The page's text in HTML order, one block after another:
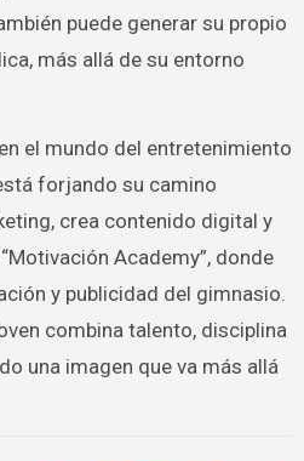
puede generar su propio
más allá de su entorno
el mundo del entretenimiento
forjando su camino
crea contenido digital y
Academy”, donde
y publicidad del gimnasio.
combina talento, disciplina
una imagen que va más allá